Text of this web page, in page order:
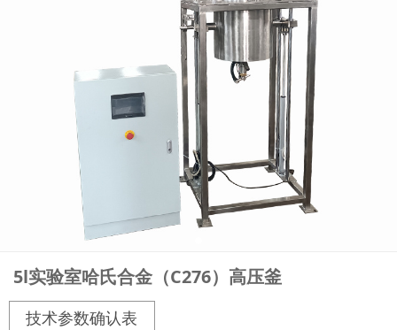
5l实验室哈氏合金（C276）高压釜
技术参数确认表